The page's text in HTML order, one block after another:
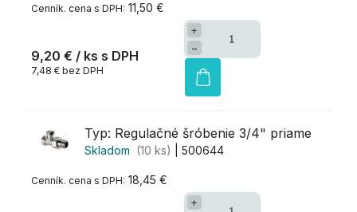
11,50 €
9,20 € / ks
7,48 € bez DPH
+
−
Typ: Regulačné šróbenie 3/4" priame
Skladom (10 ks) | 500644
18,45 €
+